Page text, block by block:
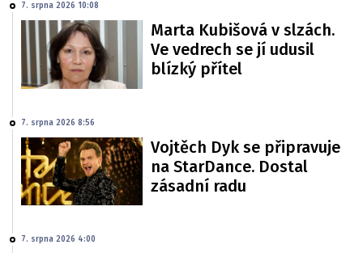
7. srpna 2026 10:08
Marta Kubišová v slzách.
Ve vedrech se jí udusil
blízký přítel
7. srpna 2026 8:56
Vojtěch Dyk se připravuje
na StarDance. Dostal
zásadní radu
7. srpna 2026 4:00